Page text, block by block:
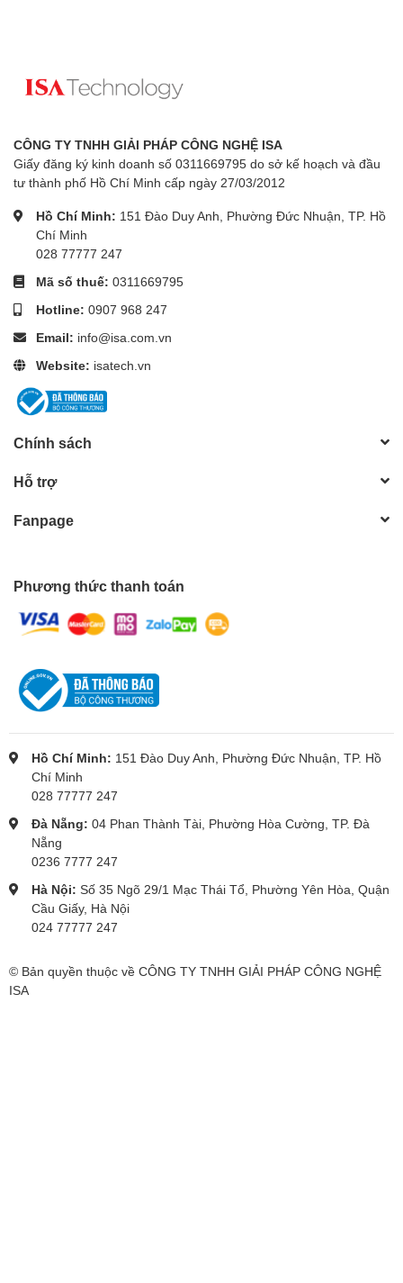
CÔNG TY TNHH GIẢI PHÁP CÔNG NGHỆ ISA
Giấy đăng ký kinh doanh số 0311669795 do sở kế hoạch và đầu
tư thành phố Hồ Chí Minh cấp ngày 27/03/2012
Hồ Chí Minh: 151 Đào Duy Anh, Phường Đức Nhuận, TP. Hồ
Chí Minh
028 77777 247
Mã số thuế: 0311669795
Hotline: 0907 968 247
Email: info@isa.com.vn
Website: isatech.vn
Chính sách
Hỗ trợ
Fanpage
Phương thức thanh toán
Hồ Chí Minh: 151 Đào Duy Anh, Phường Đức Nhuận, TP. Hồ
Chí Minh
028 77777 247
Đà Nẵng: 04 Phan Thành Tài, Phường Hòa Cường, TP. Đà
Nẵng
0236 7777 247
Hà Nội: Số 35 Ngõ 29/1 Mạc Thái Tổ, Phường Yên Hòa, Quận
Cầu Giấy, Hà Nội
024 77777 247
© Bản quyền thuộc về CÔNG TY TNHH GIẢI PHÁP CÔNG NGHỆ
ISA